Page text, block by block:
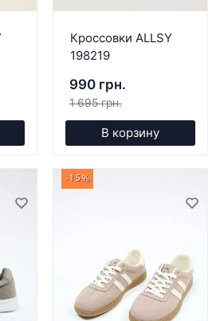
Кроссовки ALLSY
198219
990 грн.
1 695 грн.
В корзину
-15%